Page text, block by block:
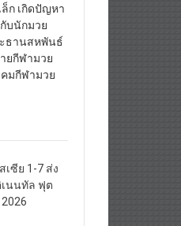
ล็ก เกิดปัญหา
บนักมวย
ะธานสหพันธ์
ยกีฬามวย
มกีฬามวย
ซีย 1-7 ส่ง
นนทัล ฟุต